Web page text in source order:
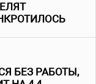
БЕЗ РАБОТЫ,